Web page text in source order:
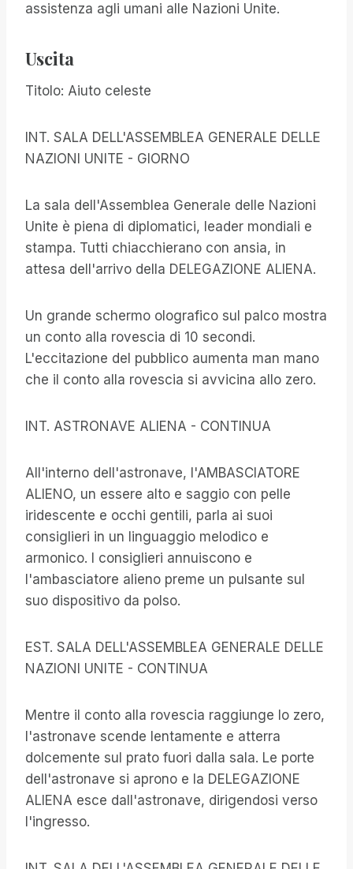
assistenza agli umani alle Nazioni Unite.
Uscita
Titolo: Aiuto celeste
INT. SALA DELL'ASSEMBLEA GENERALE DELLE
NAZIONI UNITE - GIORNO
La sala dell'Assemblea Generale delle Nazioni
Unite è piena di diplomatici, leader mondiali e
stampa. Tutti chiacchierano con ansia, in
attesa dell'arrivo della DELEGAZIONE ALIENA.
Un grande schermo olografico sul palco mostra
un conto alla rovescia di 10 secondi.
L'eccitazione del pubblico aumenta man mano
che il conto alla rovescia si avvicina allo zero.
INT. ASTRONAVE ALIENA - CONTINUA
All'interno dell'astronave, l'AMBASCIATORE
ALIENO, un essere alto e saggio con pelle
iridescente e occhi gentili, parla ai suoi
consiglieri in un linguaggio melodico e
armonico. I consiglieri annuiscono e
l'ambasciatore alieno preme un pulsante sul
suo dispositivo da polso.
EST. SALA DELL'ASSEMBLEA GENERALE DELLE
NAZIONI UNITE - CONTINUA
Mentre il conto alla rovescia raggiunge lo zero,
l'astronave scende lentamente e atterra
dolcemente sul prato fuori dalla sala. Le porte
dell'astronave si aprono e la DELEGAZIONE
ALIENA esce dall'astronave, dirigendosi verso
l'ingresso.